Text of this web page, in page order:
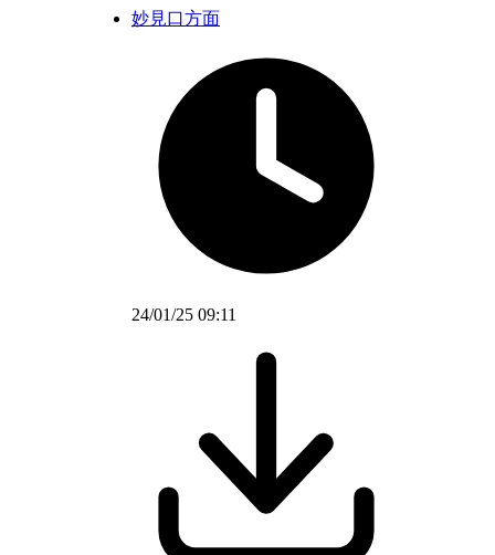
妙見口方面
24/01/25 09:11